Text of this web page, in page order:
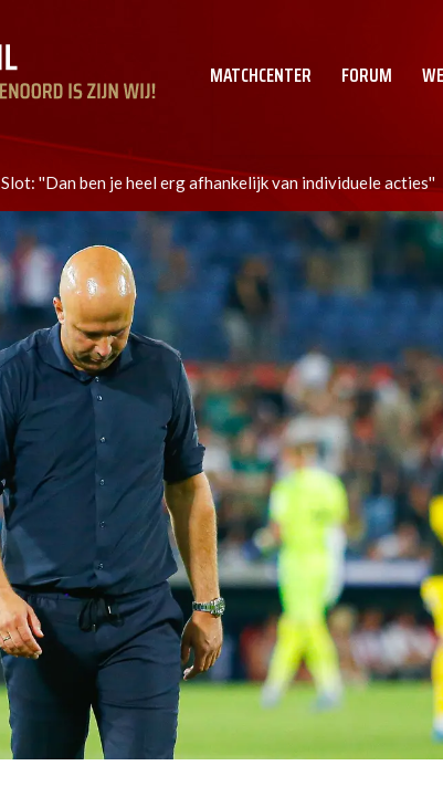
MATCHCENTER FORUM
Slot: ''Dan ben je heel erg afhankelijk van individuele acties''